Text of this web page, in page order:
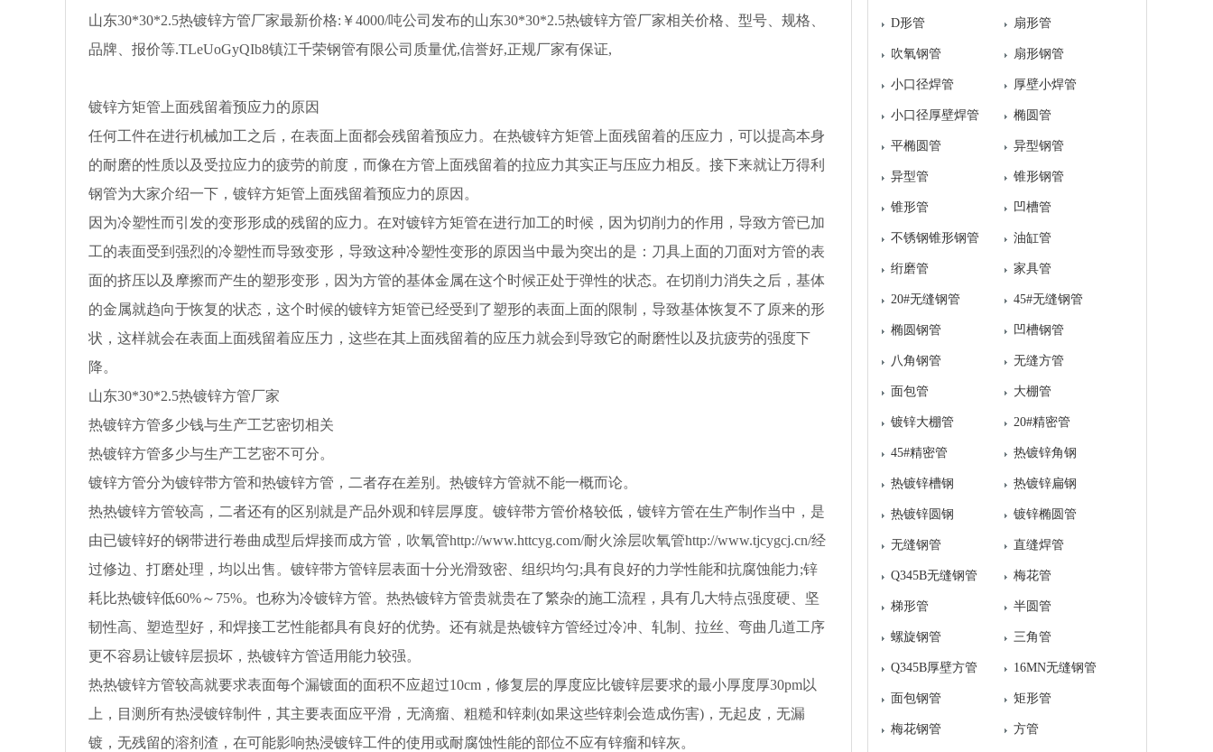
山东30*30*2.5热镀锌方管厂家最新价格:￥4000/吨公司发布的山东30*30*2.5热镀锌方管厂家相关价格、型号、规格、
品牌、报价等.TLeUoGyQIb8镇江千荣钢管有限公司质量优,信誉好,正规厂家有保证,
镀锌方矩管上面残留着预应力的原因
任何工件在进行机械加工之后，在表面上面都会残留着预应力。在热镀锌方矩管上面残留着的压应力，可以提高本身
的耐磨的性质以及受拉应力的疲劳的前度，而像在方管上面残留着的拉应力其实正与压应力相反。接下来就让万得利
钢管为大家介绍一下，镀锌方矩管上面残留着预应力的原因。
因为冷塑性而引发的变形形成的残留的应力。在对镀锌方矩管在进行加工的时候，因为切削力的作用，导致方管已加
工的表面受到强烈的冷塑性而导致变形，导致这种冷塑性变形的原因当中最为突出的是：刀具上面的刀面对方管的表
面的挤压以及摩擦而产生的塑形变形，因为方管的基体金属在这个时候正处于弹性的状态。在切削力消失之后，基体
的金属就趋向于恢复的状态，这个时候的镀锌方矩管已经受到了塑形的表面上面的限制，导致基体恢复不了原来的形
状，这样就会在表面上面残留着应压力，这些在其上面残留着的应压力就会到导致它的耐磨性以及抗疲劳的强度下
降。
山东30*30*2.5热镀锌方管厂家
热镀锌方管多少钱与生产工艺密切相关
热镀锌方管多少与生产工艺密不可分。
镀锌方管分为镀锌带方管和热镀锌方管，二者存在差别。热镀锌方管就不能一概而论。
热热镀锌方管较高，二者还有的区别就是产品外观和锌层厚度。镀锌带方管价格较低，镀锌方管在生产制作当中，是
由已镀锌好的钢带进行卷曲成型后焊接而成方管，吹氧管http://www.httcyg.com/耐火涂层吹氧管http://www.tjcygcj.cn/经
过修边、打磨处理，均以出售。镀锌带方管锌层表面十分光滑致密、组织均匀;具有良好的力学性能和抗腐蚀能力;锌
耗比热镀锌低60%～75%。也称为冷镀锌方管。热热镀锌方管贵就贵在了繁杂的施工流程，具有几大特点强度硬、坚
韧性高、塑造型好，和焊接工艺性能都具有良好的优势。还有就是热镀锌方管经过冷冲、轧制、拉丝、弯曲几道工序
更不容易让镀锌层损坏，热镀锌方管适用能力较强。
热热镀锌方管较高就要求表面每个漏镀面的面积不应超过10cm，修复层的厚度应比镀锌层要求的最小厚度厚30pm以
上，目测所有热浸镀锌制件，其主要表面应平滑，无滴瘤、粗糙和锌刺(如果这些锌刺会造成伤害)，无起皮，无漏
镀，无残留的溶剂渣，在可能影响热浸镀锌工件的使用或耐腐蚀性能的部位不应有锌瘤和锌灰。
D形管 扇形管
吹氧钢管 扇形钢管
小口径焊管 厚壁小焊管
小口径厚壁焊管 椭圆管
平椭圆管 异型钢管
异型管 锥形钢管
锥形管 凹槽管
不锈钢锥形钢管 油缸管
绗磨管 家具管
20#无缝钢管 45#无缝钢管
椭圆钢管 凹槽钢管
八角钢管 无缝方管
面包管 大棚管
镀锌大棚管 20#精密管
45#精密管 热镀锌角钢
热镀锌槽钢 热镀锌扁钢
热镀锌圆钢 镀锌椭圆管
无缝钢管 直缝焊管
Q345B无缝钢管 梅花管
梯形管 半圆管
螺旋钢管 三角管
Q345B厚壁方管 16MN无缝钢管
面包钢管 矩形管
梅花钢管 方管